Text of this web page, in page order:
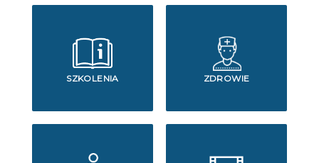
SZKOLENIA ZDROWIE